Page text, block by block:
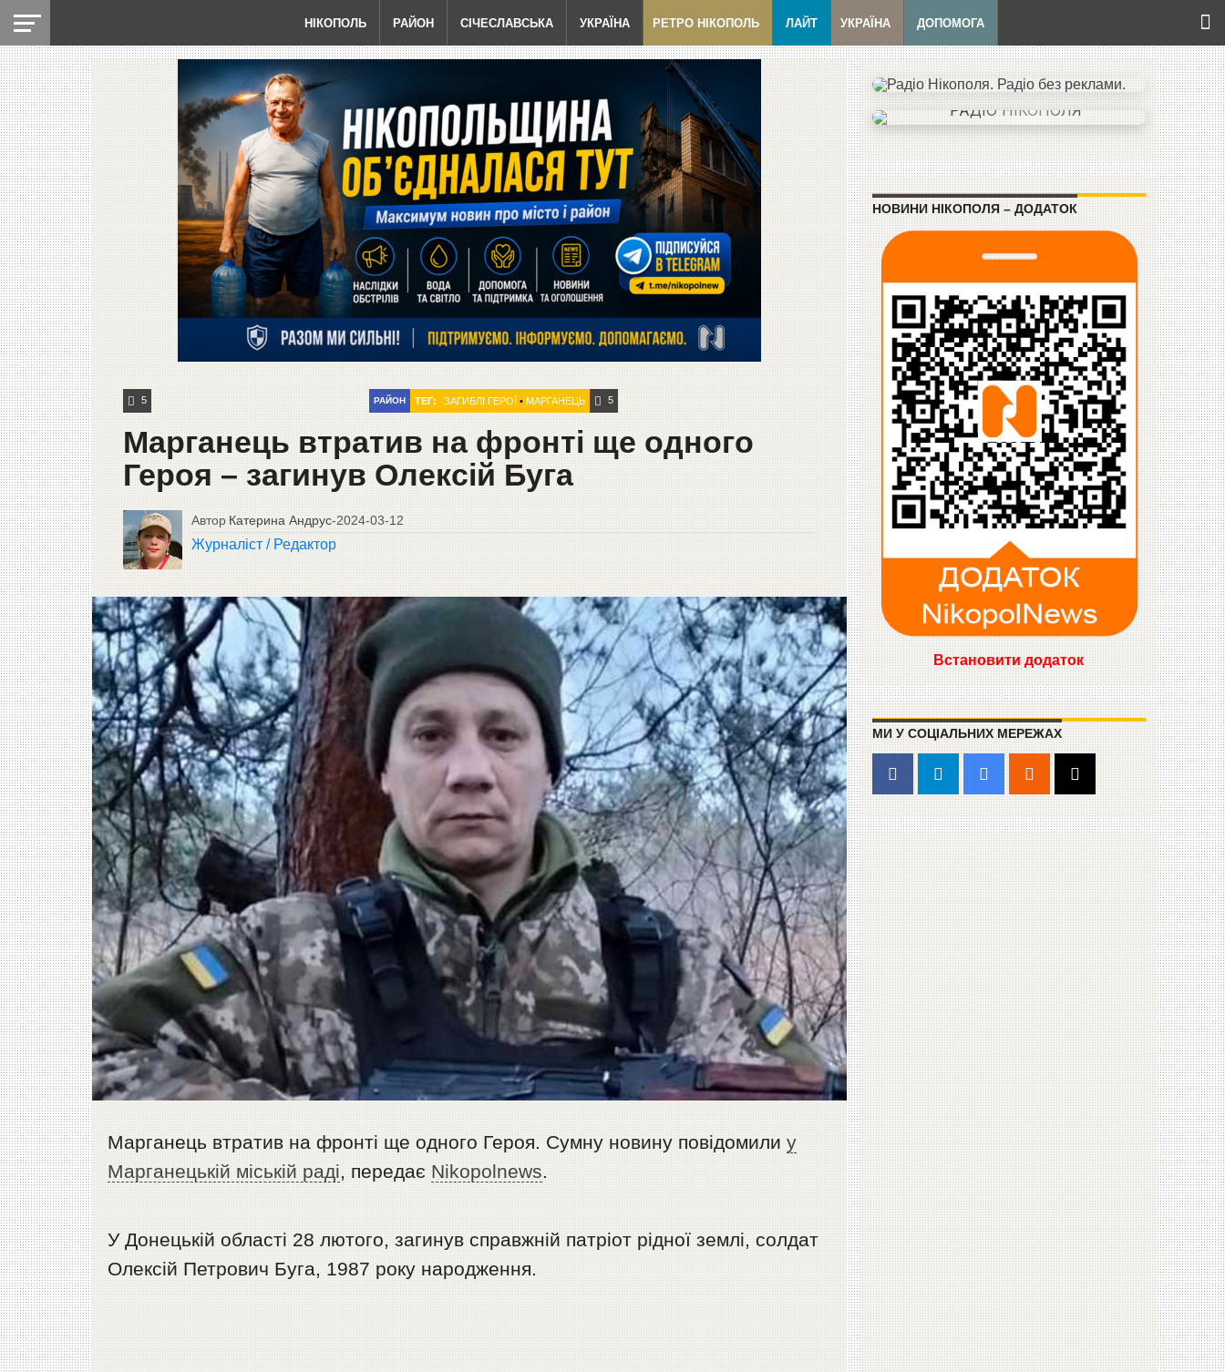
НІКОПОЛЬ РАЙОН СІЧЕСЛАВСЬКА УКРАЇНА РЕТРО НІКОПОЛЬ ЛАЙТ УКРАЇНА ДОПОМОГА
5 РАЙОН ТЕГ: ЗАГИБЛІ ГЕРОЇ • МАРГАНЕЦЬ 5
Марганець втратив на фронті ще одного
Героя – загинув Олексій Буга
Автор Катерина Андрус-2024-03-12
Журналіст / Редактор
Марганець втратив на фронті ще одного Героя. Сумну новину повідомилиу
Марганецькій міській раді, передає Nikopolnews.
У Донецькій області 28 лютого, загинув справжній патріот рідної землі, солдат
Олексій Петрович Буга, 1987 року народження.
НОВИНИ НІКОПОЛЯ – ДОДАТОК
Встановити додаток
МИ У СОЦІАЛЬНИХ МЕРЕЖАХ